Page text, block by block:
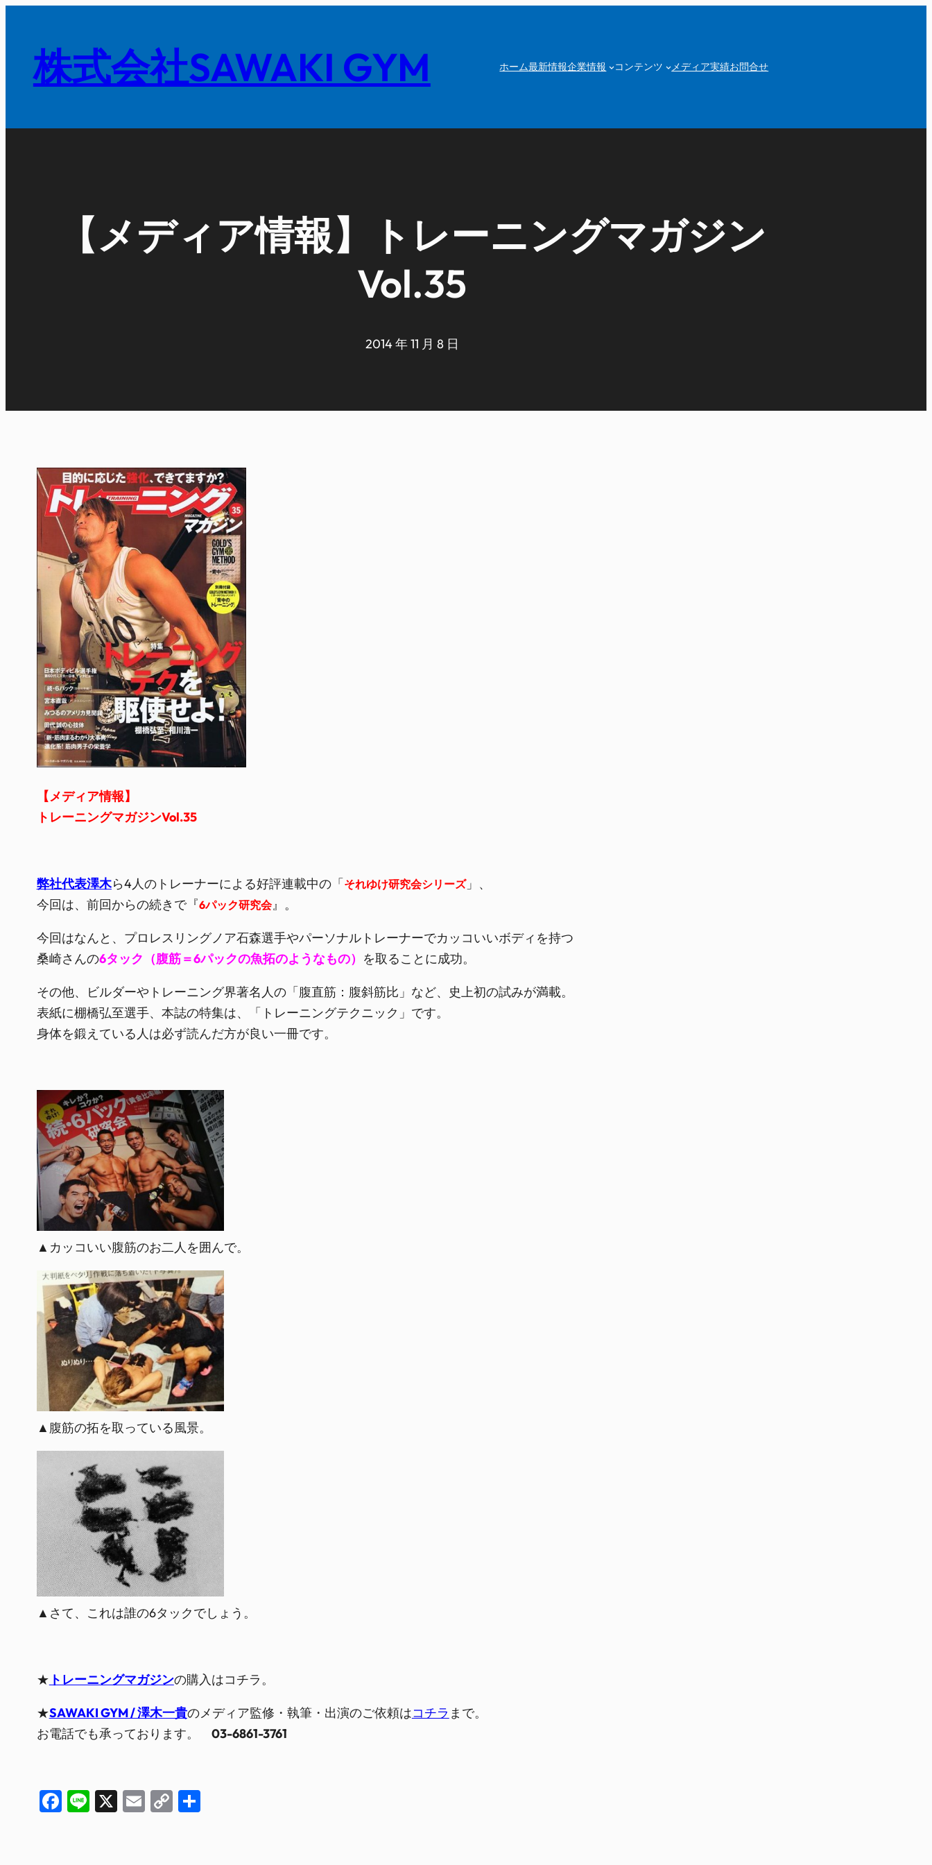
株式会社SAWAKI GYM ホーム最新情報企業情報 コンテンツ メディア実績お問合せ
【メディア情報】トレーニングマガジン
Vol.35
2014 年 11 月 8 日
【メディア情報】
トレーニングマガジンVol.35
弊社代表澤木ら4人のトレーナーによる好評連載中の「それゆけ研究会シリーズ」、
今回は、前回からの続きで『6パック研究会』。
今回はなんと、プロレスリングノア石森選手やパーソナルトレーナーでカッコいいボディを持つ
桑崎さんの6タック（腹筋＝6パックの魚拓のようなもの） を取ることに成功。
その他、ビルダーやトレーニング界著名人の「腹直筋：腹斜筋比」など、史上初の試みが満載。
表紙に棚橋弘至選手、本誌の特集は、「トレーニングテクニック」です。
身体を鍛えている人は必ず読んだ方が良い一冊です。
▲カッコいい腹筋のお二人を囲んで。
▲腹筋の拓を取っている風景。
▲さて、これは誰の6タックでしょう。
★ トレーニングマガジンの購入はコチラ。
★SAWAKI GYM / 澤木一貴のメディア監修・執筆・出演のご依頼はコチラ まで。
お電話でも承っております。 03-6861-3761
Facebook
Line
X Email
Copy
共